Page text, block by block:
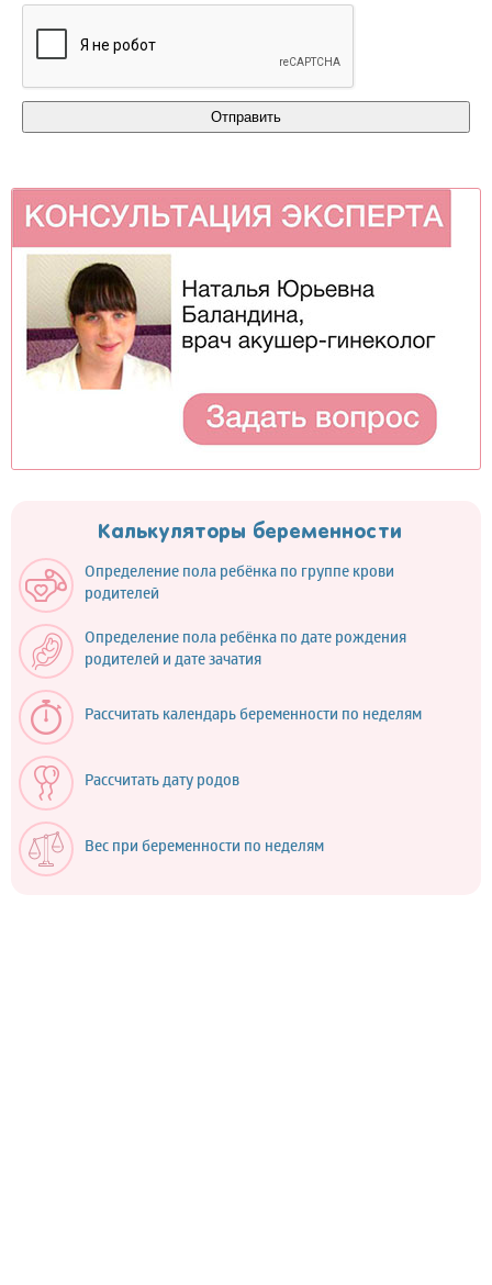
Калькуляторы беременности
Определение пола ребёнка по группе крови
родителей
Определение пола ребёнка по дате рождения
родителей и дате зачатия
Рассчитать календарь беременности по неделям
Рассчитать дату родов
Вес при беременности по неделям